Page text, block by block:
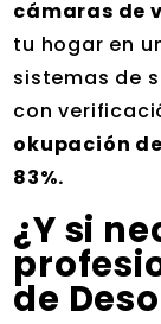
cámaras de
tu hogar en
sistemas de
con
okupación
83%.
¿Y si
de